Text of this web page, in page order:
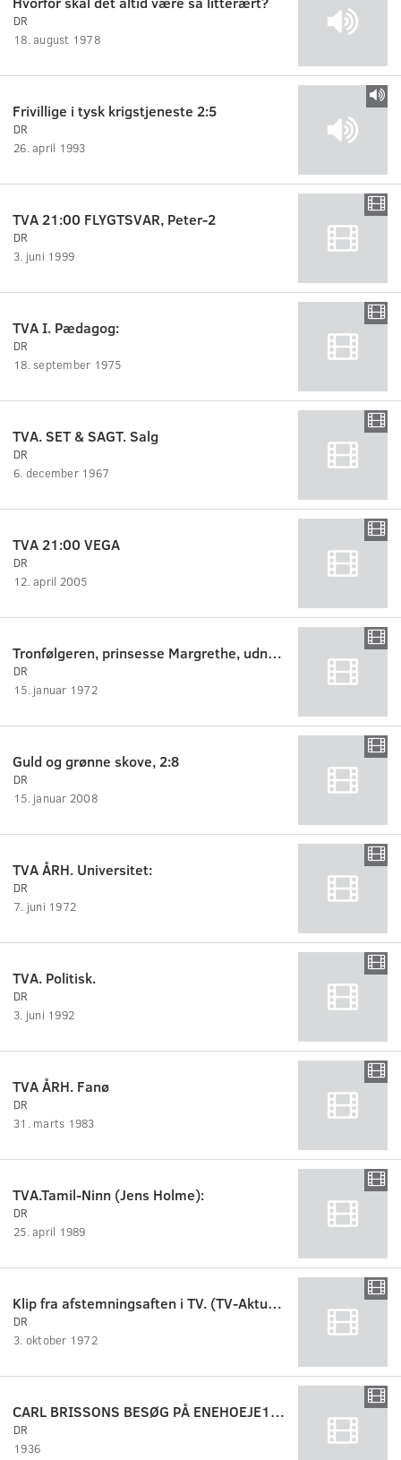
DR
18. august 1978
Frivillige i tysk krigstjeneste 2:5
DR
26. april 1993
TVA 21:00 FLYGTSVAR, Peter-2
DR
3. juni 1999
TVA I. Pædagog:
DR
18. september 1975
TVA. SET & SAGT. Salg
DR
6. december 1967
TVA 21:00 VEGA
DR
12. april 2005
Tronfølgeren, prinsesse Margrethe, udnævnes til dronning
DR
15. januar 1972
Guld og grønne skove, 2:8
DR
15. januar 2008
TVA ÅRH. Universitet:
DR
7. juni 1972
TVA. Politisk.
DR
3. juni 1992
TVA ÅRH. Fanø
DR
31. marts 1983
TVA.Tamil-Ninn (Jens Holme):
DR
25. april 1989
Klip fra afstemningsaften i TV. (TV-Aktuelt).
DR
3. oktober 1972
CARL BRISSONS BESØG PÅ ENEHOEJE1936 og NAKSKOV SEJLKLUBS JUBILAEUM
DR
1936